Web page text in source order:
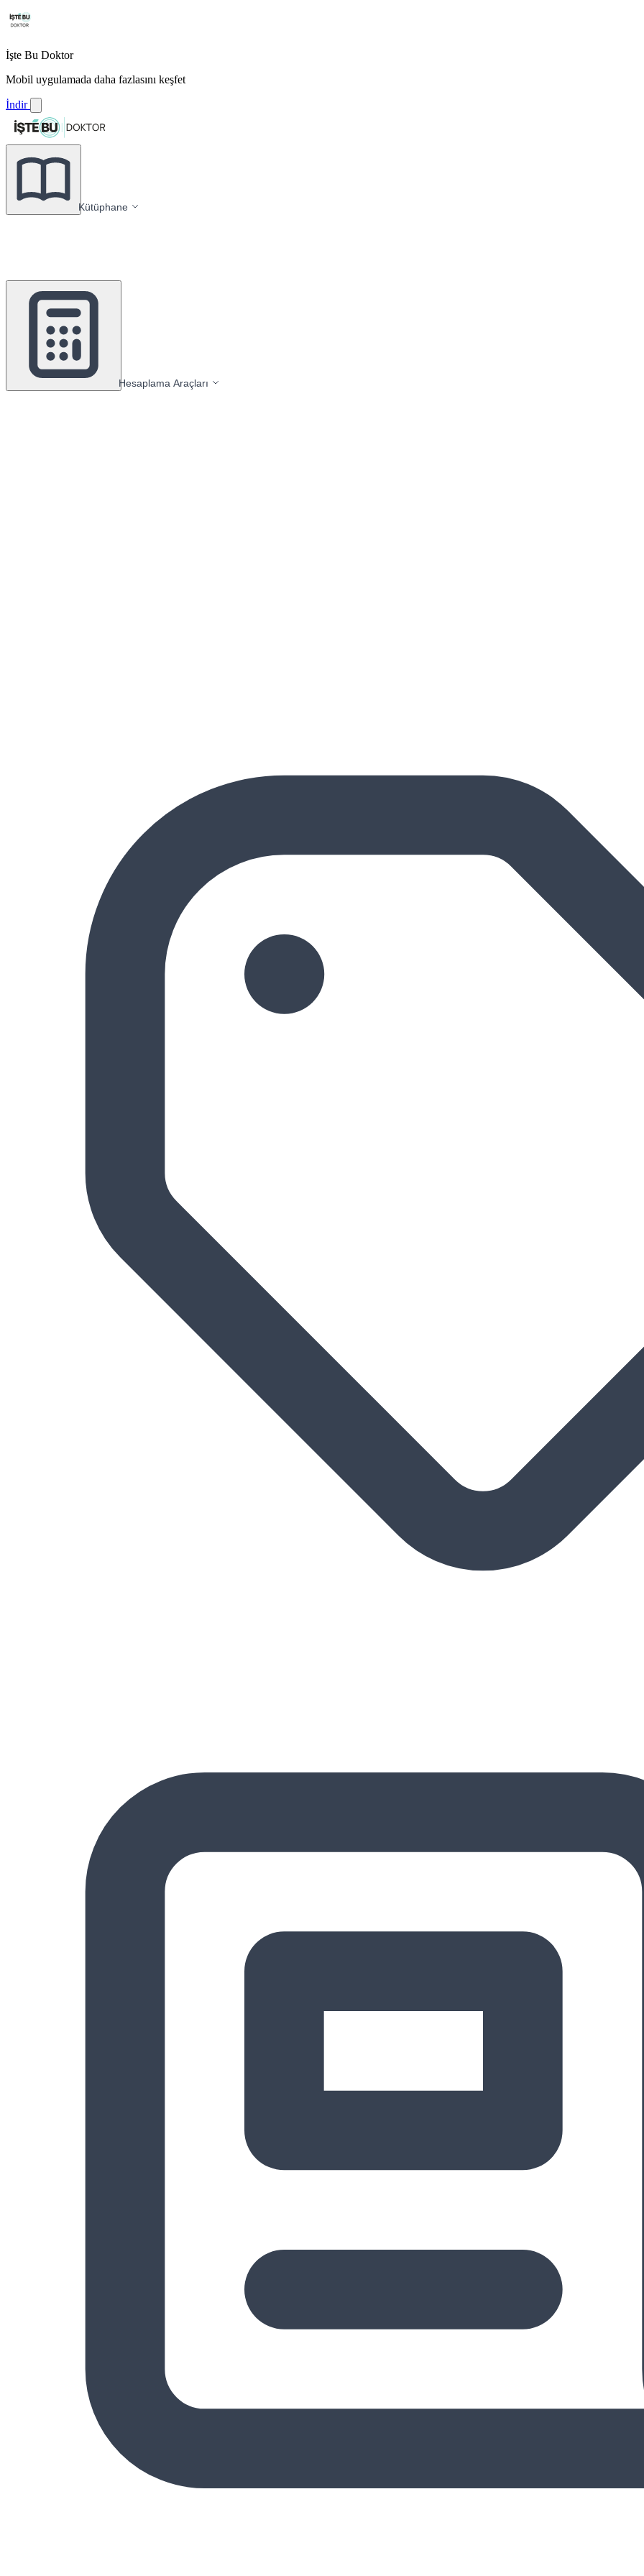
İşte Bu Doktor
Mobil uygulamada daha fazlasını keşfet
İndir
Kütüphane
Hesaplama Araçları